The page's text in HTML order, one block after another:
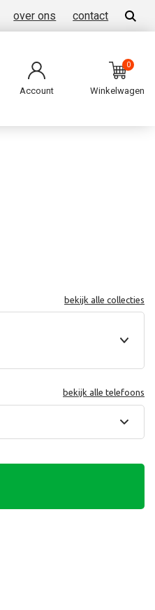
over ons contact
Account
0
Winkelwagen
bekijk alle collecties
bekijk alle telefoons